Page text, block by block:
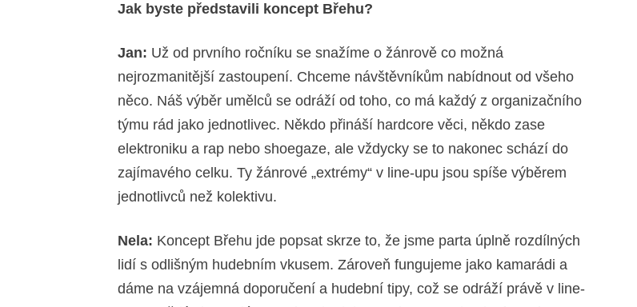
Jak byste představili koncept Břehu?
Jan: Už od prvního ročníku se snažíme o žánrově co možná
nejrozmanitější zastoupení. Chceme návštěvníkům nabídnout od všeho
něco. Náš výběr umělců se odráží od toho, co má každý z organizačního
týmu rád jako jednotlivec. Někdo přináší hardcore věci, někdo zase
elektroniku a rap nebo shoegaze, ale vždycky se to nakonec schází do
zajímavého celku. Ty žánrové „extrémy“ v line-upu jsou spíše výběrem
jednotlivců než kolektivu.
Nela: Koncept Břehu jde popsat skrze to, že jsme parta úplně rozdílných
lidí s odlišným hudebním vkusem. Zároveň fungujeme jako kamarádi a
dáme na vzájemná doporučení a hudební tipy, což se odráží právě v line-